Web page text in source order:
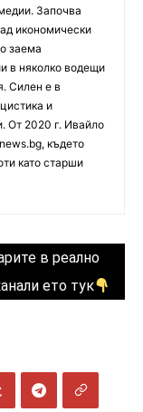
Започва
икономически
заема
в няколко водещи
Силен е в
и
От 2020 г. Ивайло
където
като старши
в реално
ето тук